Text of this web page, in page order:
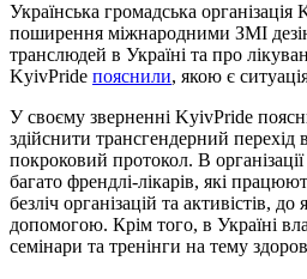
Українська громадська організація
поширення міжнародними ЗМІ
транслюдей в Україні та про
KyivPride пояснили, якою є
У своєму зверненні KyivPride
здійснити трансгендерний перехід
покроковий протокол. В
багато френдлі-лікарів, які
безліч організацій та активістів,
допомогою. Крім того, в Україні
семінари та тренінги на тему